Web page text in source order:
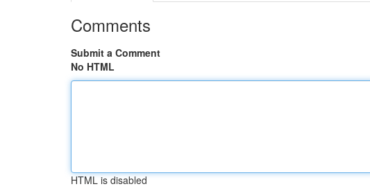
Comments
Submit a Comment
No HTML
HTML is disabled